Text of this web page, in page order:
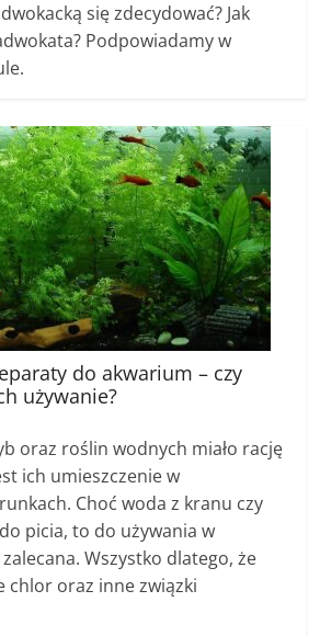
się zdecydować? Jak
Podpowiadamy w
do akwarium – czy
używanie?
oraz roślin wodnych miało rację
ich umieszczenie w
Choć woda z kranu czy
picia, to do używania w
Wszystko dlatego, że
chlor oraz inne związki